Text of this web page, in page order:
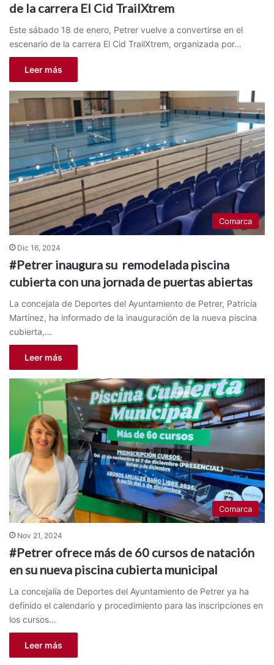
de la carrera El Cid TrailXtrem
Este sábado 18 de enero, Petrer vuelve a convertirse en el
escenario de la carrera El Cid TrailXtrem, organizada por…
Leer más
Comarca
Dic 16, 2024
#Petrer inaugura su remodelada piscina
cubierta con una jornada de puertas abiertas
La concejala de Deportes del Ayuntamiento de Petrer, Patricia
Martínez, ha informado de la inauguración de la nueva piscina
cubierta,…
Leer más
Comarca
Nov 21, 2024
#Petrer ofrece más de 60 cursos de natación
en su nueva piscina cubierta municipal
La concejalía de Deportes del Ayuntamiento de Petrer ya ha
definido el calendario y procedimiento para las inscripciones en
los cursos…
Leer más